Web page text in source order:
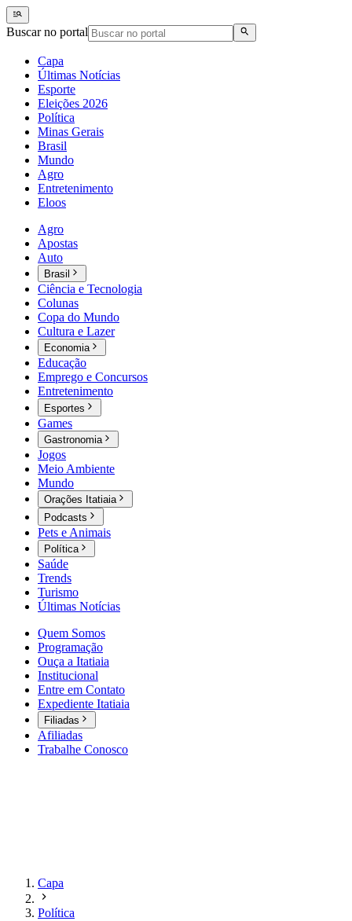
Buscar no portal
Capa
Últimas Notícias
Esporte
Eleições 2026
Política
Minas Gerais
Brasil
Mundo
Agro
Entretenimento
Eloos
Agro
Apostas
Auto
Brasil
Ciência e Tecnologia
Colunas
Copa do Mundo
Cultura e Lazer
Economia
Educação
Emprego e Concursos
Entretenimento
Esportes
Games
Gastronomia
Jogos
Meio Ambiente
Mundo
Orações Itatiaia
Podcasts
Pets e Animais
Política
Saúde
Trends
Turismo
Últimas Notícias
Quem Somos
Programação
Ouça a Itatiaia
Institucional
Entre em Contato
Expediente Itatiaia
Filiadas
Afiliadas
Trabalhe Conosco
Capa
Política